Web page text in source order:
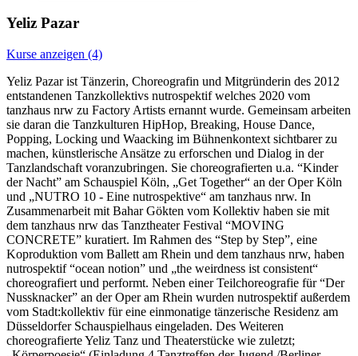
Yeliz Pazar
Kurse anzeigen (4)
Yeliz Pazar ist Tänzerin, Choreografin und Mitgründerin des 2012
entstandenen Tanzkollektivs nutrospektif welches 2020 vom
tanzhaus nrw zu Factory Artists ernannt wurde. Gemeinsam arbeiten
sie daran die Tanzkulturen HipHop, Breaking, House Dance,
Popping, Locking und Waacking im Bühnenkontext sichtbarer zu
machen, künstlerische Ansätze zu erforschen und Dialog in der
Tanzlandschaft voranzubringen. Sie choreografierten u.a. “Kinder
der Nacht” am Schauspiel Köln, „Get Together“ an der Oper Köln
und „NUTRO 10 - Eine nutrospektive“ am tanzhaus nrw. In
Zusammenarbeit mit Bahar Gökten vom Kollektiv haben sie mit
dem tanzhaus nrw das Tanztheater Festival “MOVING
CONCRETE” kuratiert. Im Rahmen des “Step by Step”, eine
Koproduktion vom Ballett am Rhein und dem tanzhaus nrw, haben
nutrospektif “ocean notion” und „the weirdness ist consistent“
choreografiert und performt. Neben einer Teilchoreografie für “Der
Nussknacker” an der Oper am Rhein wurden nutrospektif außerdem
vom Stadt:kollektiv für eine einmonatige tänzerische Residenz am
Düsseldorfer Schauspielhaus eingeladen. Des Weiteren
choreografierte Yeliz Tanz und Theaterstücke wie zuletzt;